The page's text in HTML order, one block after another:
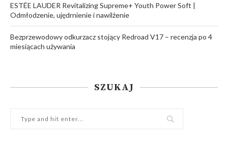
ESTÉE LAUDER Revitalizing Supreme+ Youth Power Soft |
Odmłodzenie, ujędrnienie i nawilżenie
Bezprzewodowy odkurzacz stojący Redroad V17 – recenzja po 4
miesiącach używania
SZUKAJ